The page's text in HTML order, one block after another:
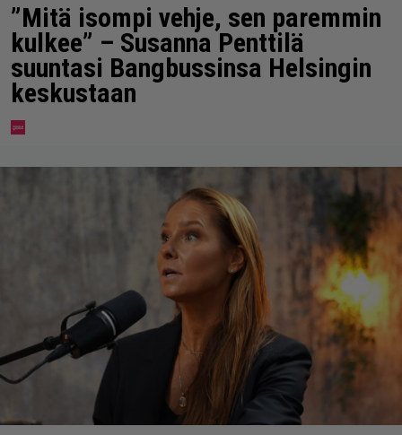
”Mitä isompi vehje, sen paremmin
kulkee” – Susanna Penttilä
suuntasi Bangbussinsa Helsingin
keskustaan